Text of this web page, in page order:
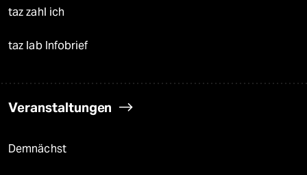
taz zahl ich
taz lab Infobrief
Veranstaltungen
Demnächst